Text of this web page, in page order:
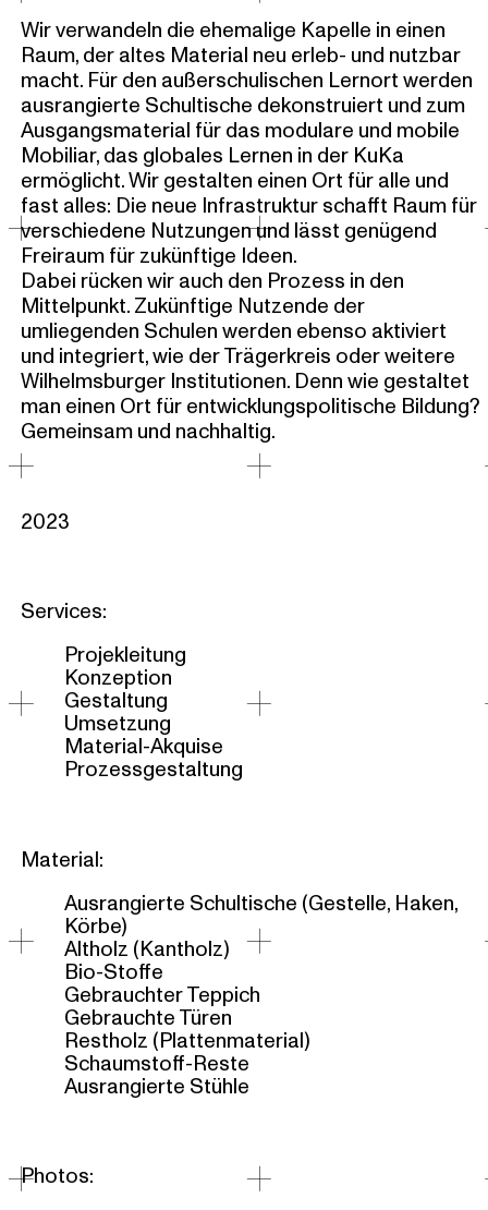
Wir verwandeln die ehemalige Kapelle in einen
Raum, der altes Material neu erleb- und nutzbar
macht. Für den außerschulischen Lernort werden
ausrangierte Schultische dekonstruiert und zum
Ausgangsmaterial für das modulare und mobile
Mobiliar, das globales Lernen in der KuKa
ermöglicht. Wir gestalten einen Ort für alle und
fast alles: Die neue Infrastruktur schafft Raum für
verschiedene Nutzungen und lässt genügend
Freiraum für zukünftige Ideen.
Dabei rücken wir auch den Prozess in den
Mittelpunkt. Zukünftige Nutzende der
umliegenden Schulen werden ebenso aktiviert
und integriert, wie der Trägerkreis oder weitere
Wilhelmsburger Institutionen. Denn wie gestaltet
man einen Ort für entwicklungspolitische Bildung?
Gemeinsam und nachhaltig.
2023
Services:
Projekleitung
Konzeption
Gestaltung
Umsetzung
Material-Akquise
Prozessgestaltung
Material:
Ausrangierte Schultische (Gestelle, Haken,
Körbe)
Altholz (Kantholz)
Bio-Stoffe
Gebrauchter Teppich
Gebrauchte Türen
Restholz (Plattenmaterial)
Schaumstoff-Reste
Ausrangierte Stühle
Photos: